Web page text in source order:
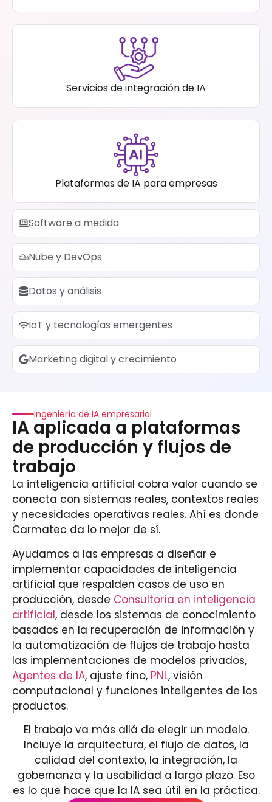
Software a medida
Nube y DevOps
Datos y análisis
IoT y tecnologías emergentes
Marketing digital y crecimiento
Servicios de integración de IA
Plataformas de IA para empresas
Ingeniería de IA empresarial
IA aplicada a plataformas
de producción y flujos de
trabajo
La inteligencia artificial cobra valor cuando se
conecta con sistemas reales, contextos reales
y necesidades operativas reales. Ahí es donde
Carmatec da lo mejor de sí.
Ayudamos a las empresas a diseñar e
implementar capacidades de inteligencia
artificial que respalden casos de uso en
producción, desde Consultoría en inteligencia
artificial, desde los sistemas de conocimiento
basados en la recuperación de información y
la automatización de flujos de trabajo hasta
las implementaciones de modelos privados,
Agentes de IA, ajuste fino, PNL, visión
computacional y funciones inteligentes de los
productos.
El trabajo va más allá de elegir un modelo.
Incluye la arquitectura, el flujo de datos, la
calidad del contexto, la integración, la
gobernanza y la usabilidad a largo plazo. Eso
es lo que hace que la IA sea útil en la práctica.